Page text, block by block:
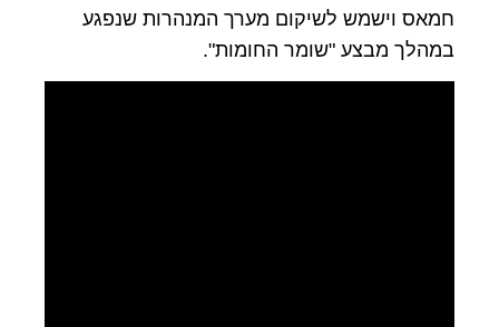
חמאס וישמש לשיקום מערך המנהרות שנפגע
במהלך מבצע "שומר החומות".